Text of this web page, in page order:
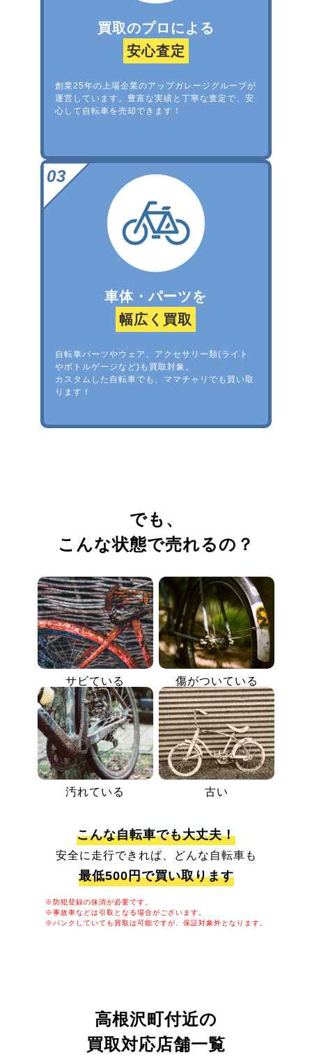
買取のプロによる
安心査定
創業25年の上場企業のアップガレージグループが
運営しています。豊富な実績と丁寧な査定で、安
心して自転車を売却できます！
車体・パーツを
幅広く買取
自転車パーツやウェア、アクセサリー類(ライト
やボトルゲージなど)も買取対象。
カスタムした自転車でも、ママチャリでも買い取
ります！
でも、
こんな状態で売れるの？
サビている 傷がついている
汚れている 古い
こんな自転車でも大丈夫！
安全に走行できれば、どんな自転車も
最低500円で買い取ります
※防犯登録の抹消が必要です。
※事故車などは引取となる場合がございます。
※パンクしていても買取は可能ですが、保証対象外となります。
高根沢町付近の
買取対応店舗一覧